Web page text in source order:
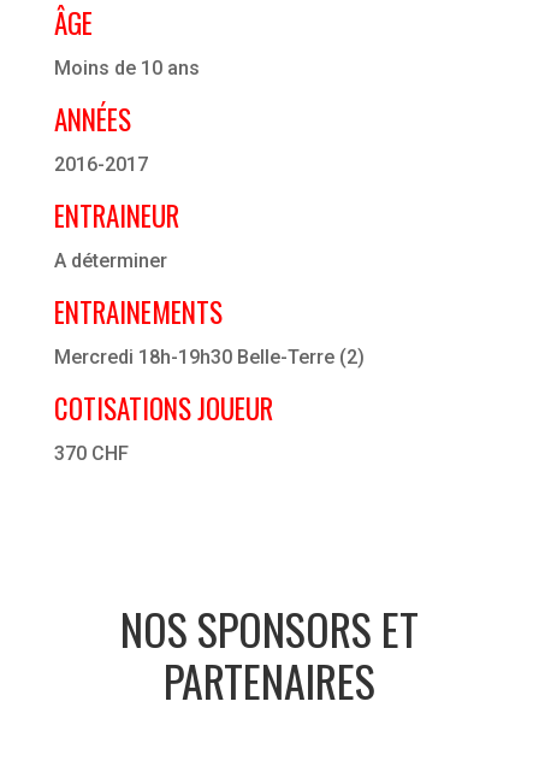
ÂGE
Moins de 10 ans
ANNÉES
2016-2017
ENTRAINEUR
A déterminer
ENTRAINEMENTS
Mercredi 18h-19h30 Belle-Terre (2)
COTISATIONS JOUEUR
370 CHF
NOS SPONSORS ET
PARTENAIRES